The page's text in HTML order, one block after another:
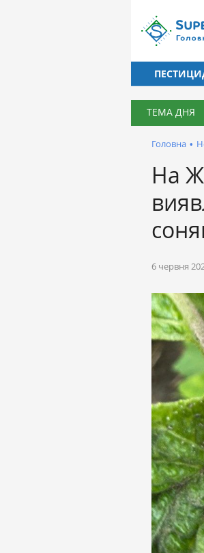
ТЕМА ДНЯ
Головна •
На
6 червня